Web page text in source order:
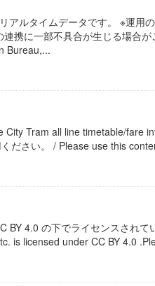
アルタイムデータです。 ※運用
携に一部不具合が生じる場合
Bureau,...
City Tram all line timetable/fare
ださい。 / Please use this
BY 4.0 の下でライセンスされ
is licensed under CC BY 4.0